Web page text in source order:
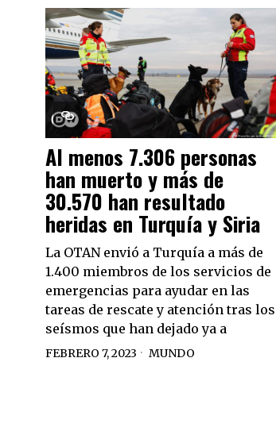
Al menos 7.306 personas
han muerto y más de
30.570 han resultado
heridas en Turquía y Siria
La OTAN envió a Turquía a más de
1.400 miembros de los servicios de
emergencias para ayudar en las
tareas de rescate y atención tras los
seísmos que han dejado ya a
FEBRERO 7, 2023 MUNDO